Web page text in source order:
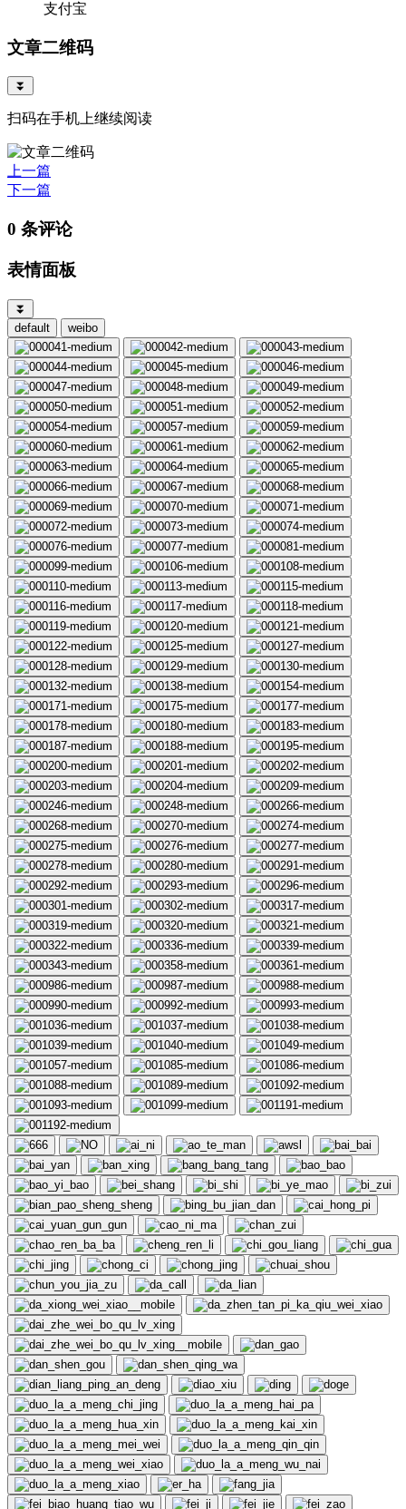
支付宝
文章二维码
⏬
扫码在手机上继续阅读
上一篇
下一篇
0 条评论
表情面板
⏬
default
weibo